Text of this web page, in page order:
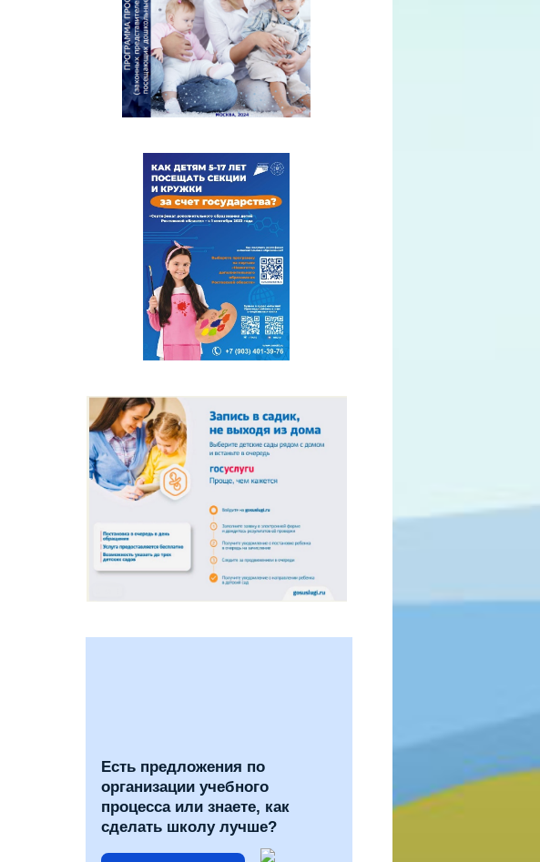
Есть предложения по
организации учебного
процесса или знаете, как
сделать школу лучше?